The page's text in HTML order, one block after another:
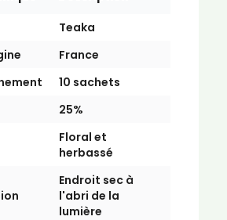
Teaka
France
10 sachets
25%
Floral et
herbassé
Endroit sec à
l'abri de la
lumière